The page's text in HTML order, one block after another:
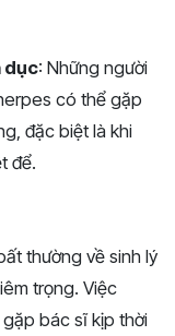
dục: Những người
có thể gặp
đặc biệt là khi
để.
thường về sinh lý
trọng. Việc
bác sĩ kịp thời